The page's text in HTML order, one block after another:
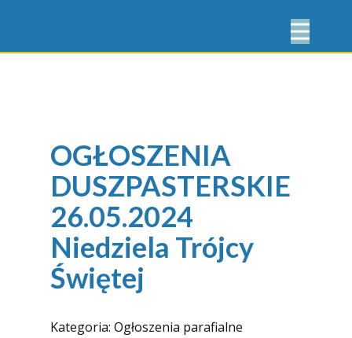
OGŁOSZENIA
DUSZPASTERSKIE
26.05.2024
Niedziela Trójcy
Świętej
Kategoria: Ogłoszenia parafialne